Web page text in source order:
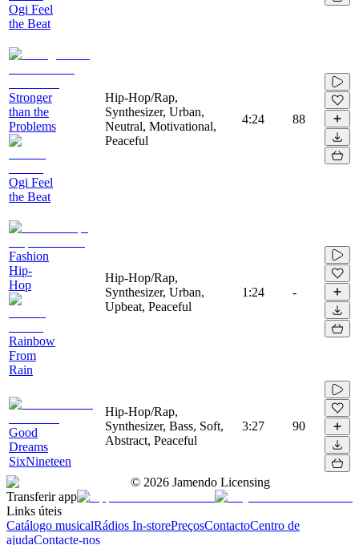
Ogi Feel
the Beat
Stronger
than the
Problems
Ogi Feel
the Beat
Hip-Hop/Rap,
Synthesizer, Urban,
Neutral, Motivational,
Peaceful
4:24 88
Fashion
Hip-
Hop
Rainbow
From
Rain
Hip-Hop/Rap,
Synthesizer, Urban,
Upbeat, Peaceful
1:24 -
Good
Dreams
SixNineteen
Hip-Hop/Rap,
Synthesizer, Bass, Soft,
Abstract, Peaceful
3:27 90
© 2026 Jamendo Licensing
Transferir app
Links úteis
Catálogo musicalRádios In-storePreçosContactoCentro de
ajudaContacte-nos